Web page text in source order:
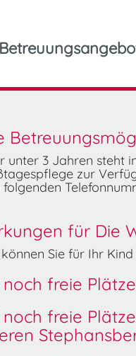
unter 3 Jahren steht
zur
für Die
Sie für Ihr
noch freie
noch freie